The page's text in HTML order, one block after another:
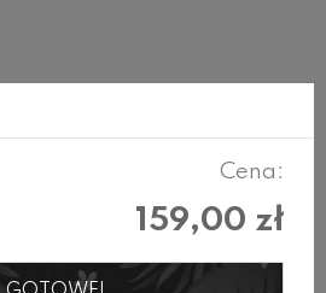
Cena:
159,00 zł
samej kategorii